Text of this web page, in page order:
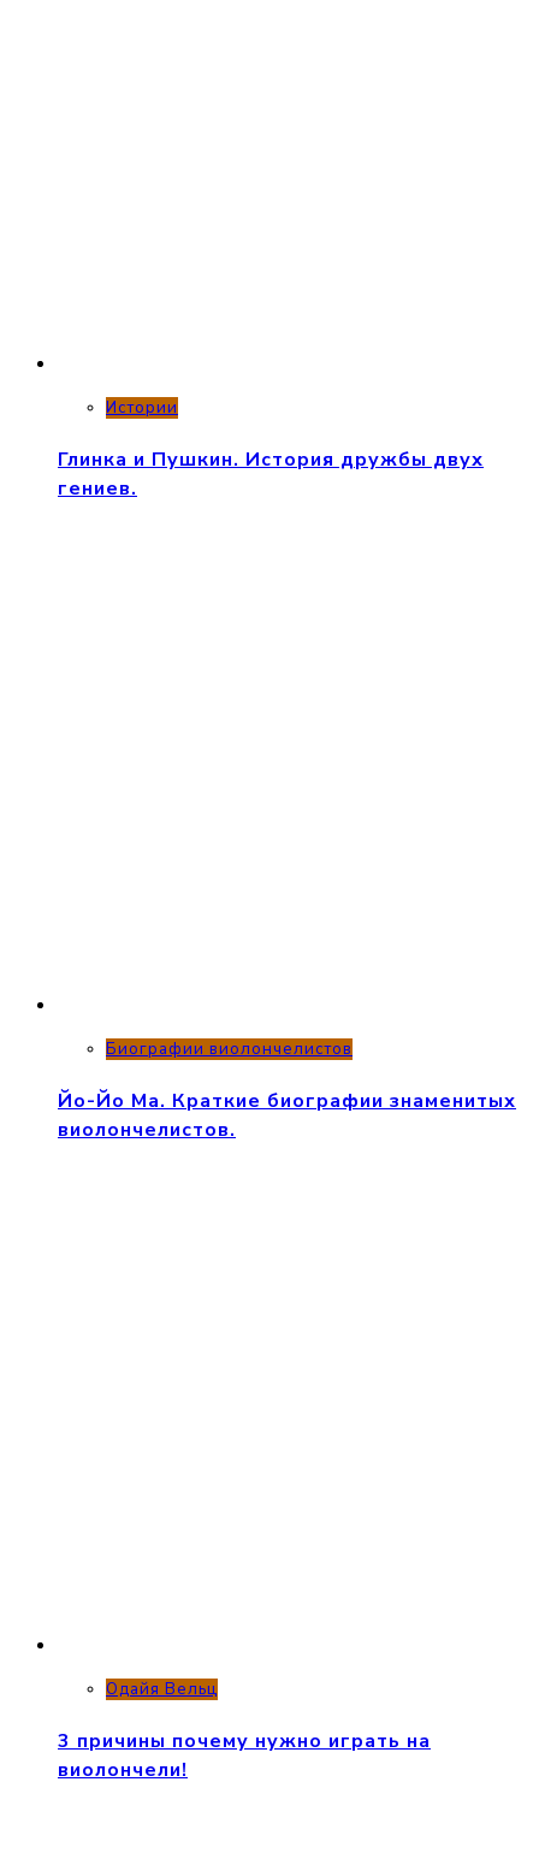
Истории
Глинка и Пушкин. История дружбы двух
гениев.
Биографии виолончелистов
Йо-Йо Ма. Краткие биографии знаменитых
виолончелистов.
Одайя Вельц
3 причины почему нужно играть на
виолончели!